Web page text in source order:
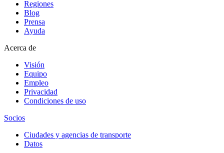
Regiones
Blog
Prensa
Ayuda
Acerca de
Visión
Equipo
Empleo
Privacidad
Condiciones de uso
Socios
Ciudades y agencias de transporte
Datos